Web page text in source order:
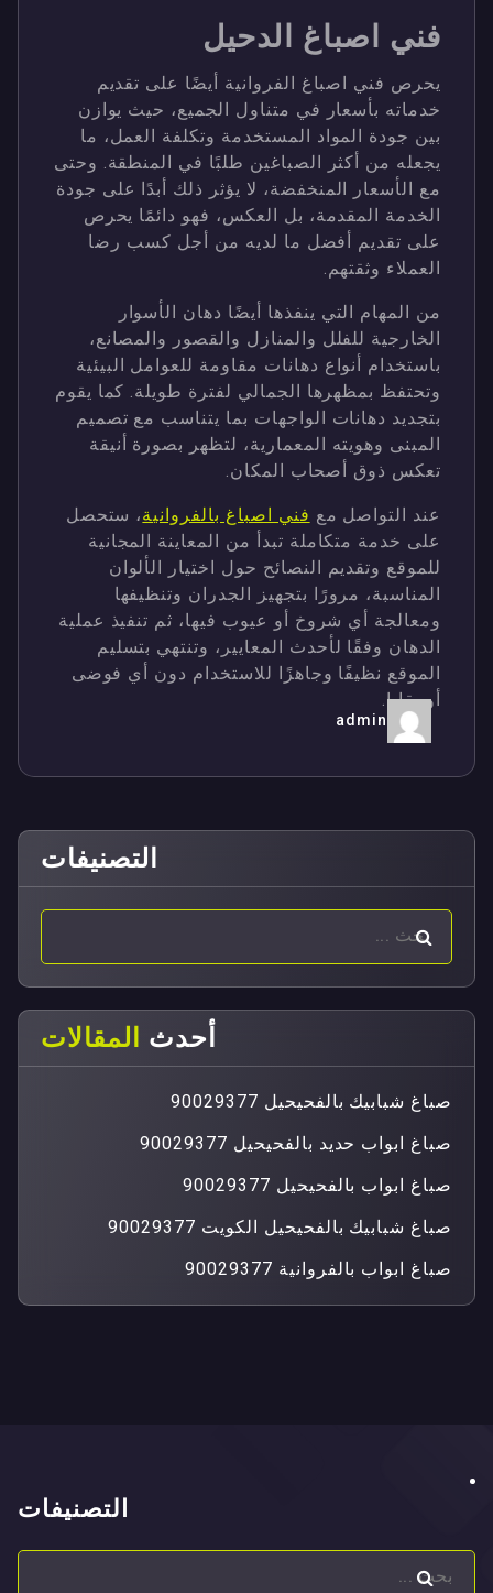
فني اصباغ الدحيل
يحرص فني اصباغ الفروانية أيضًا على تقديم
خدماته بأسعار في متناول الجميع، حيث يوازن
بين جودة المواد المستخدمة وتكلفة العمل، ما
يجعله من أكثر الصباغين طلبًا في المنطقة. وحتى
مع الأسعار المنخفضة، لا يؤثر ذلك أبدًا على جودة
الخدمة المقدمة، بل العكس، فهو دائمًا يحرص
على تقديم أفضل ما لديه من أجل كسب رضا
العملاء وثقتهم.
من المهام التي ينفذها أيضًا دهان الأسوار
الخارجية للفلل والمنازل والقصور والمصانع،
باستخدام أنواع دهانات مقاومة للعوامل البيئية
وتحتفظ بمظهرها الجمالي لفترة طويلة. كما يقوم
بتجديد دهانات الواجهات بما يتناسب مع تصميم
المبنى وهويته المعمارية، لتظهر بصورة أنيقة
تعكس ذوق أصحاب المكان.
عند التواصل مع فني اصباغ بالفروانية، ستحصل
على خدمة متكاملة تبدأ من المعاينة المجانية
للموقع وتقديم النصائح حول اختيار الألوان
المناسبة، مرورًا بتجهيز الجدران وتنظيفها
ومعالجة أي شروخ أو عيوب فيها، ثم تنفيذ عملية
الدهان وفقًا لأحدث المعايير، وتنتهي بتسليم
الموقع نظيفًا وجاهزًا للاستخدام دون أي فوضى
أو بقايا.
admin
التصنيفات
أحدث المقالات
صباغ شبابيك بالفحيحيل 90029377
صباغ ابواب حديد بالفحيحيل 90029377
صباغ ابواب بالفحيحيل 90029377
صباغ شبابيك بالفحيحيل الكويت 90029377
صباغ ابواب بالفروانية 90029377
التصنيفات